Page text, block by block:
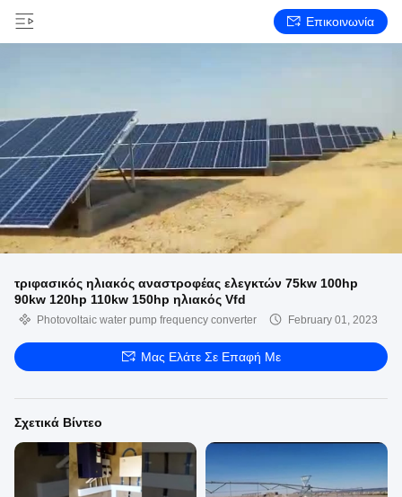
Επικοινωνία
τριφασικός ηλιακός αναστροφέας ελεγκτών 75kw 100hp
90kw 120hp 110kw 150hp ηλιακός Vfd
Photovoltaic water pump frequency converter February 01, 2023
Μας Ελάτε Σε Επαφή Με
Σχετικά Βίντεο